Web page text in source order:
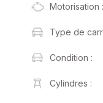
Motorisation :
Type de
Condition :
Cylindres :